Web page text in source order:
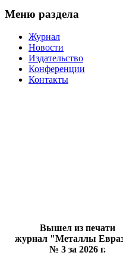
Меню раздела
Журнал
Новости
Издательство
Конференции
Контакты
Вышел из печати
журнал "Металлы
№ 3 за 2026 г.